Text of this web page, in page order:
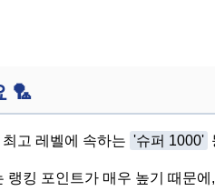
🏸
고 레벨에 속하는 '슈퍼 1000'
킹 포인트가 매우 높기 때문